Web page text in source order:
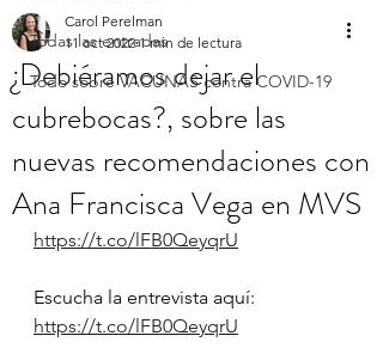
Todas las entradas
Todo sobre VACUNAS contra COVID-19
¿Debiéramos dejar el
cubrebocas?, sobre las
nuevas recomendaciones con
Ana Francisca Vega en MVS
Carol Perelman
11 oct 2022 1 min de lectura
https://t.co/lFB0QeyqrU
Escucha la entrevista aquí:
https://t.co/lFB0QeyqrU